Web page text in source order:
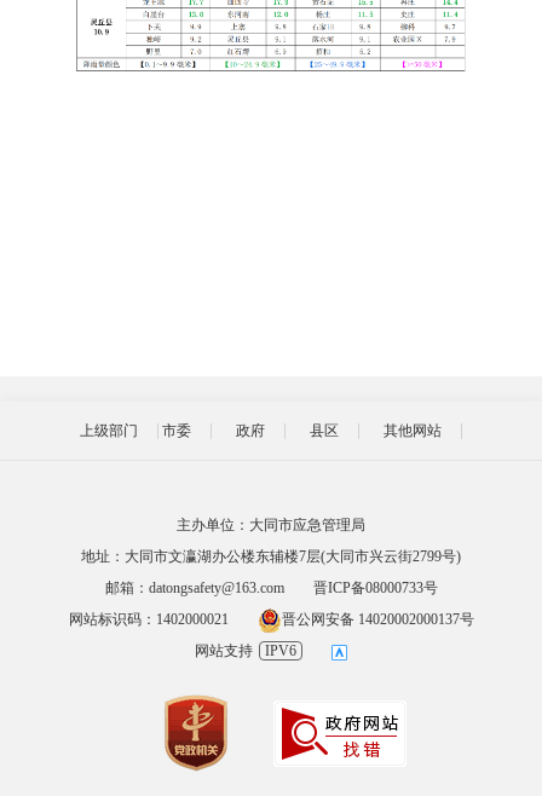
上级部门 市委 政府 县区 其他网站
主办单位：大同市应急管理局
地址：大同市文瀛湖办公楼东辅楼7层(大同市兴云街2799号)
邮箱：datongsafety@163.com
晋ICP备08000733号
网站标识码：1402000021
晋公网安备 14020002000137号
网站支持
IPV6